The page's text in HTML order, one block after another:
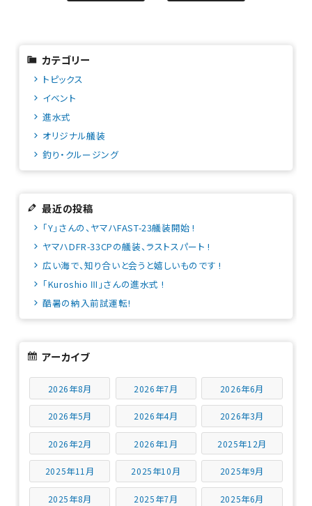
カテゴリー
トピックス
イベント
進水式
オリジナル艤装
釣り・クルージング
最近の投稿
「Y」さんの、ヤマハFAST-23艤装開始 !
ヤマハDFR-33CPの艤装、ラストスパート !
広い海で、知り合いと会うと嬉しいものです !
「Kuroshio Ⅲ」さんの進水式 !
酷暑の納入前試運転!
アーカイブ
2026年8月 2026年7月 2026年6月
2026年5月 2026年4月 2026年3月
2026年2月 2026年1月 2025年12月
2025年11月 2025年10月 2025年9月
2025年8月 2025年7月 2025年6月